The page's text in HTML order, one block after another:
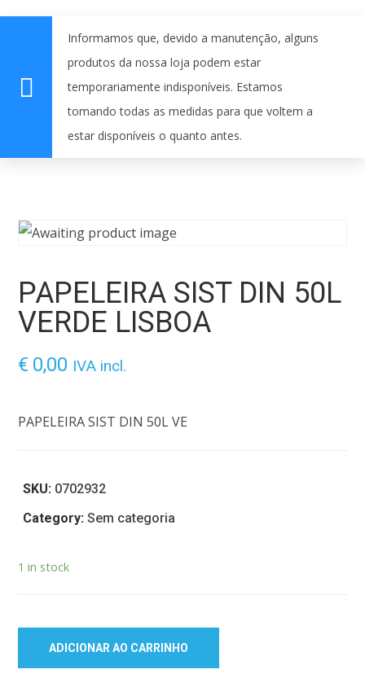
Informamos que, devido a manutenção, alguns
produtos da nossa loja podem estar
temporariamente indisponíveis. Estamos
tomando todas as medidas para que voltem a
estar disponíveis o quanto antes.
PAPELEIRA SIST DIN 50L
VERDE LISBOA
€ 0,00 IVA incl.
PAPELEIRA SIST DIN 50L VE
SKU: 0702932
Category:Sem categoria
1 in stock
ADICIONAR AO CARRINHO